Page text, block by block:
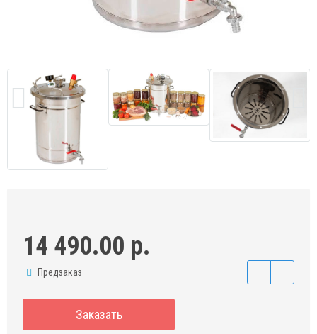
14 490.00 р.
Предзаказ
Заказать